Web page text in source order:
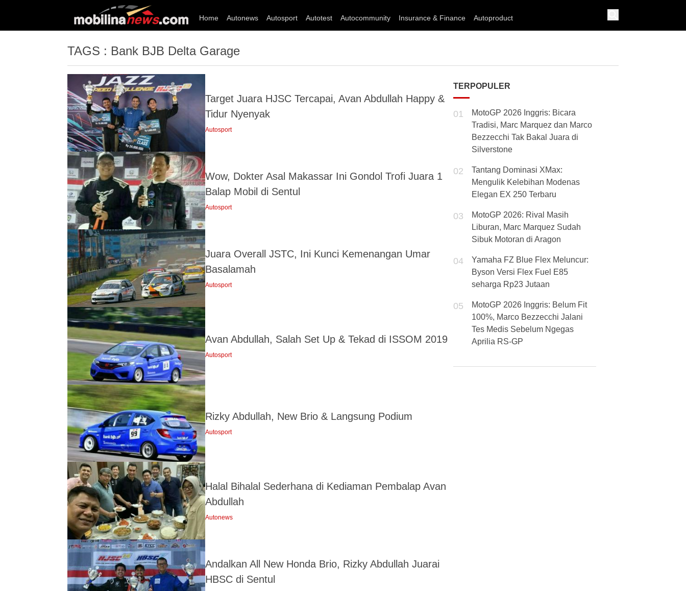
Home Autonews Autosport Autotest Autocommunity Insurance & Finance Autoproduct
TAGS : Bank BJB Delta Garage
Target Juara HJSC Tercapai, Avan Abdullah Happy &
Tidur Nyenyak
Autosport
Wow, Dokter Asal Makassar Ini Gondol Trofi Juara 1
Balap Mobil di Sentul
Autosport
Juara Overall JSTC, Ini Kunci Kemenangan Umar
Basalamah
Autosport
Avan Abdullah, Salah Set Up & Tekad di ISSOM 2019
Autosport
Rizky Abdullah, New Brio & Langsung Podium
Autosport
Halal Bihalal Sederhana di Kediaman Pembalap Avan
Abdullah
Autonews
Andalkan All New Honda Brio, Rizky Abdullah Juarai
HBSC di Sentul
TERPOPULER
01
MotoGP 2026 Inggris: Bicara
Tradisi, Marc Marquez dan Marco
Bezzecchi Tak Bakal Juara di
Silverstone
02
Tantang Dominasi XMax:
Mengulik Kelebihan Modenas
Elegan EX 250 Terbaru
03
MotoGP 2026: Rival Masih
Liburan, Marc Marquez Sudah
Sibuk Motoran di Aragon
04
Yamaha FZ Blue Flex Meluncur:
Byson Versi Flex Fuel E85
seharga Rp23 Jutaan
05
MotoGP 2026 Inggris: Belum Fit
100%, Marco Bezzecchi Jalani
Tes Medis Sebelum Ngegas
Aprilia RS-GP